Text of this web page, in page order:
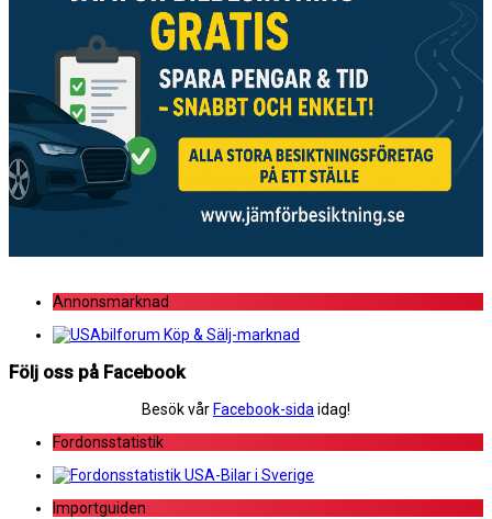
Annonsmarknad
Följ oss på Facebook
Besök vår Facebook-sida idag!
Fordonsstatistik
Importguiden